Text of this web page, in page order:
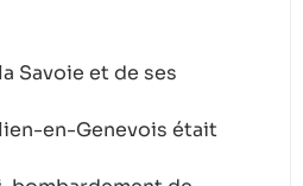
Savoie et de ses
en-Genevois était